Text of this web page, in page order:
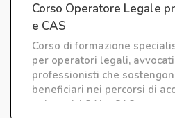
Corso Operatore Legale
e CAS
Corso di formazione
per operatori legali,
professionisti che
beneficiari nei percorsi di
nei servizi SAI e CAS.